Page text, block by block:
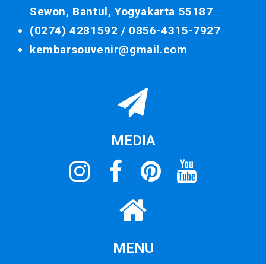
Sewon, Bantul, Yogyakarta 55187
(0274) 4281592 / 0856-4315-7927
kembarsouvenir@gmail.com
MEDIA
MENU